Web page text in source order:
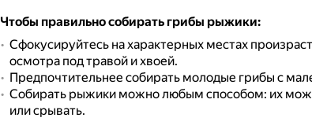
Чтобы правильно собирать грибы рыжики:
Сфокусируйтесь на характерных местах
осмотра под травой и хвоей.
Предпочтительнее собирать молодые грибы с
Собирать рыжики можно любым способом: их
или срывать.